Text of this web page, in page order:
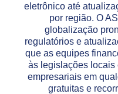
eletrônico até
por região. O
globalização
regulatórios e
que as equipes
às legislações locais
empresariais em
gratuitas e